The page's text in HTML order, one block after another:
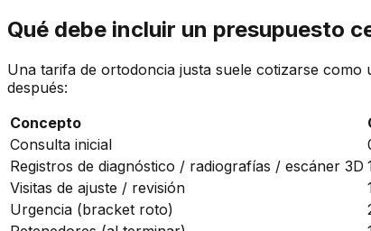
Qué debe incluir un presupuesto
Una tarifa de ortodoncia justa suele cotizarse
después:
Concepto
Consulta inicial
Registros de diagnóstico / radiografías / escáner 3D
Visitas de ajuste / revisión
Urgencia (bracket roto)